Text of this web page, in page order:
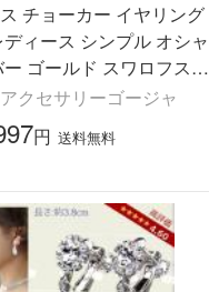
チョーカー イヤリング
ィース シンプル オシャ
ゴールド スワロフスキ
クセサリーゴージャ
円 送料無料